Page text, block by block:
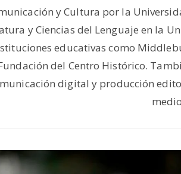
y Cultura por la
y Ciencias del Lenguaje en la
educativas como
del Centro Histórico.
digital y producción